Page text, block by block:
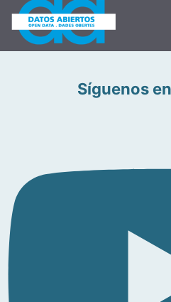
Síguenos